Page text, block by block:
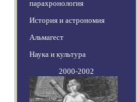
парахронология
История и астрономия
Альмагест
Наука и культура
2000-2002